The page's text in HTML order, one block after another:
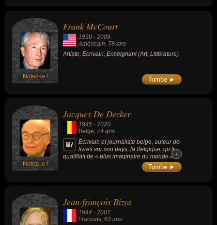
Notez-le !
Frank McCourt
1930 - 2009
Américain , 78 ans
Artiste, Écrivain, Enseignant (Art, Littérature).
Tombe ►
Notez-le !
Jacques De Decker
1945 - 2020
Belge, 74 ans
Écrivain et journaliste belge, auteur de
livres sur son pays, la Belgique, qu’il
qualifiait de « plus imaginaire du monde », il
avait exploré brillamment les champs de la
fiction, seul auteur de son pays à écrire dans
biographie, traduction, critique).
+
+
Tombe ►
Jean-françois Bizot
1944 - 2007
Francais , 63 ans